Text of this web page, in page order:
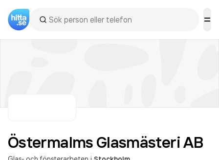
Östermalms GlasmästeriAB